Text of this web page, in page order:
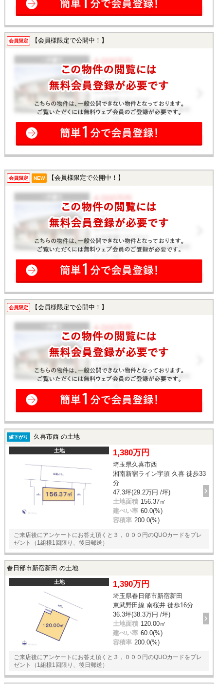
会員限定 【会員様限定で公開中！】
会員限定 NEW 【会員様限定で公開中！】
会員限定 【会員様限定で公開中！】
値下がり 久喜市西 の土地
土地 1,380万円
埼玉県久喜市西
湘南新宿ライン宇須 久喜 徒歩33
分
47.3坪(29.2万円 /坪)
土地面積 156.37㎡
建ぺい率 60.0(%)
容積率 200.0(%)
ご来店後にアンケートにお答え頂くと３，０００円のQUOカードをプレ
ゼント（1組様1回限り、後日郵送）
春日部市新宿新田 の土地
土地 1,390万円
埼玉県春日部市新宿新田
東武野田線 南桜井 徒歩16分
36.3坪(38.3万円 /坪)
土地面積 120.00㎡
建ぺい率 60.0(%)
容積率 200.0(%)
ご来店後にアンケートにお答え頂くと３，０００円のQUOカードをプレ
ゼント（1組様1回限り、後日郵送）